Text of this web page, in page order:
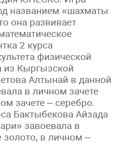
названием «шахматы
она развивает
2 курса
физической
из Кыргызской
Алтынай в данной
в личном зачете
зачете – серебро.
Бактыбекова Айзада
завоевала в
золото, в личном –